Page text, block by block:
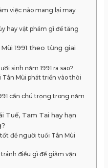
việc nào mang lại may
hay vật phẩm gì để tăng
1991 theo từng giai
sinh năm 1991 ra sao?
Mùi phát triển vào thời
cần chú trọng trong năm
Tuế, Tam Tai hay hạn
để người tuổi Tân Mùi
điều gì để giảm vận